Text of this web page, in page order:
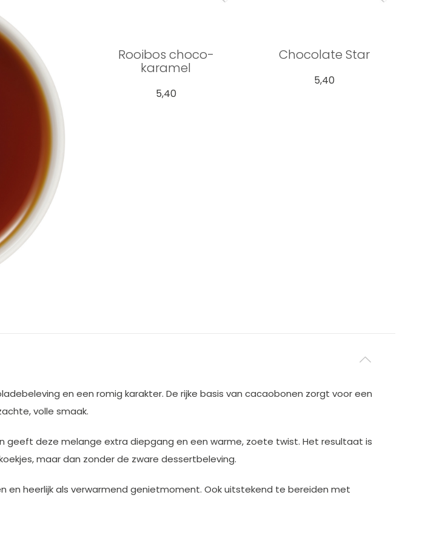
Rooibos choco-
karamel
5,40
Chocolate Star
5,40
en een romig karakter. De rijke basis van cacaobonen zorgt voor een
volle smaak.
geeft deze melange extra diepgang en een warme, zoete twist. Het resultaat is
maar dan zonder de zware dessertbeleving.
heerlijk als verwarmend genietmoment. Ook uitstekend te bereiden met